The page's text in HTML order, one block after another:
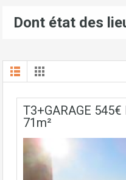
Dont état des
T3+GARAGE
71m²